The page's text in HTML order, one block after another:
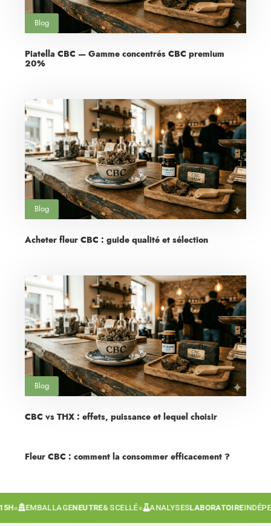
Blog
Piatella CBC — Gamme concentrés CBC premium
20%
Blog
Acheter fleur CBC : guide qualité et sélection
Blog
CBC vs THX : effets, puissance et lequel choisir
Fleur CBC : comment la consommer efficacement ?
EMBALLAGENEUTRE& SCELLÉ● ANALYSESLABORATOIRE